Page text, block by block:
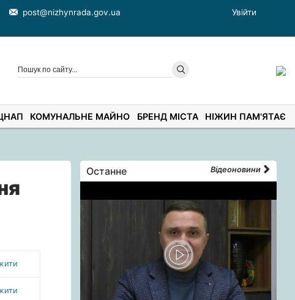
post@nizhynrada.gov.ua
Увійти
КОМУНАЛЬНЕ МАЙНО БРЕНД МІСТА НІЖИН ПАМ'ЯТАЄ
Останне Відеоновини